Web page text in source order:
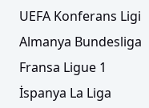
UEFA Konferans Ligi
Almanya Bundesliga
Fransa Ligue 1
İspanya La Liga